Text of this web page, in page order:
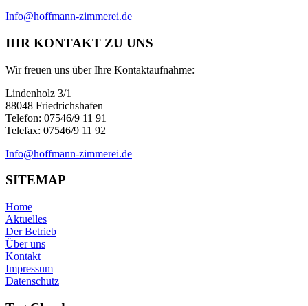
Info@hoffmann-zimmerei.de
IHR KONTAKT ZU UNS
Wir freuen uns über Ihre Kontaktaufnahme:
Lindenholz 3/1
88048 Friedrichshafen
Telefon: 07546/9 11 91
Telefax: 07546/9 11 92
Info@hoffmann-zimmerei.de
SITEMAP
Home
Aktuelles
Der Betrieb
Über uns
Kontakt
Impressum
Datenschutz